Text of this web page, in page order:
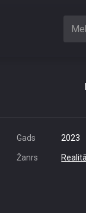
Gads 2023
Žanrs